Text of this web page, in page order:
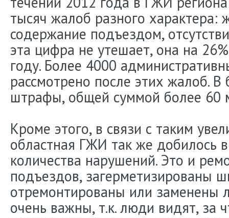
тысяч жалоб разного характера:
содержание подъездом,
эта цифра не утешает, она на
году. Более 4000
рассмотрено после этих жалоб.
штрафы, общей суммой более 60
Кроме этого, в связи с таким
областная ГЖИ так же добилось
количества нарушений. Это и
подъездов, загерметизированы
отремонтированы или заменены
очень важны, т.к. люди видят, за